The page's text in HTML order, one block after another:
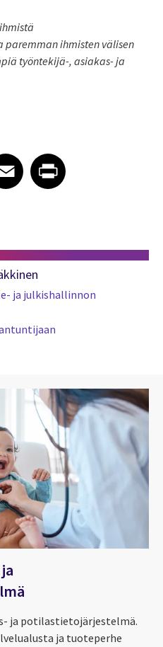
paremman ihmisten välisen
työntekijä-, asiakas- ja
article on Email
EmailShare article on Print
ja julkishallinnon
ja potilastietojärjestelmä.
ja tuoteperhe